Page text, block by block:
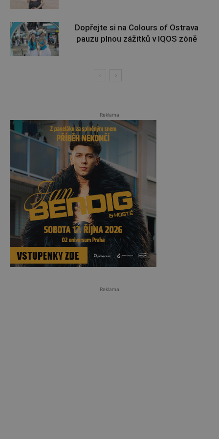
Dopřejte si na Colours of Ostrava
pauzu plnou zážitků v IQOS zóně
Reklama
Reklama